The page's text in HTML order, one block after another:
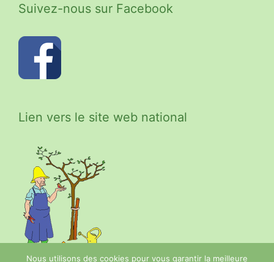
Suivez-nous sur Facebook
Lien vers le site web national
Nous utilisons des cookies pour vous garantir la meilleure